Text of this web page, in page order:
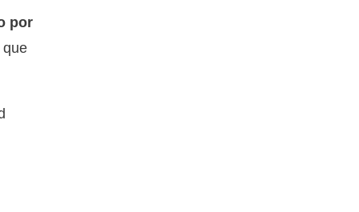
por
que